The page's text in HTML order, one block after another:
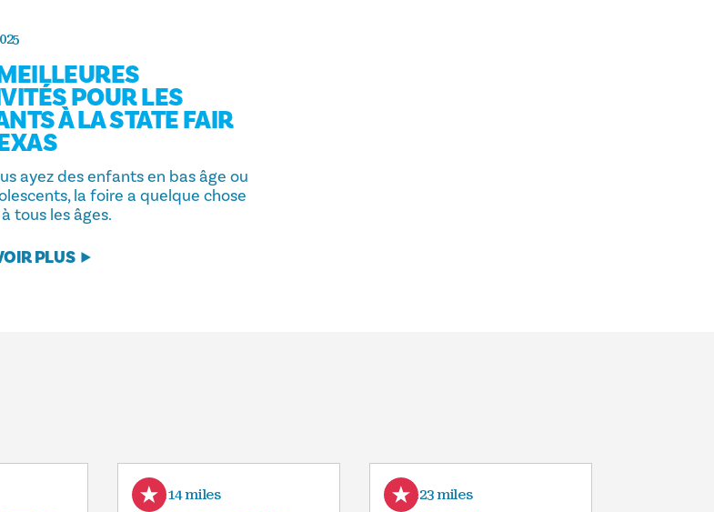
POUR LES
À LA STATE FAIR
ayez des enfants en bas âge ou
la foire a quelque chose
tous les âges.
PLUS
0.14 miles 0.23 miles